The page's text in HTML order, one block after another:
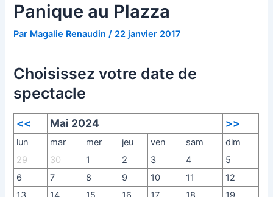
Panique au Plazza
Par Magalie Renaudin/ 22 janvier 2017
Choisissez votre date de
spectacle
<< Mai 2024 >>
lun mar mer jeu ven sam
dim
29
30 1 2 3 4
5
6
7 8 9 10 11
12